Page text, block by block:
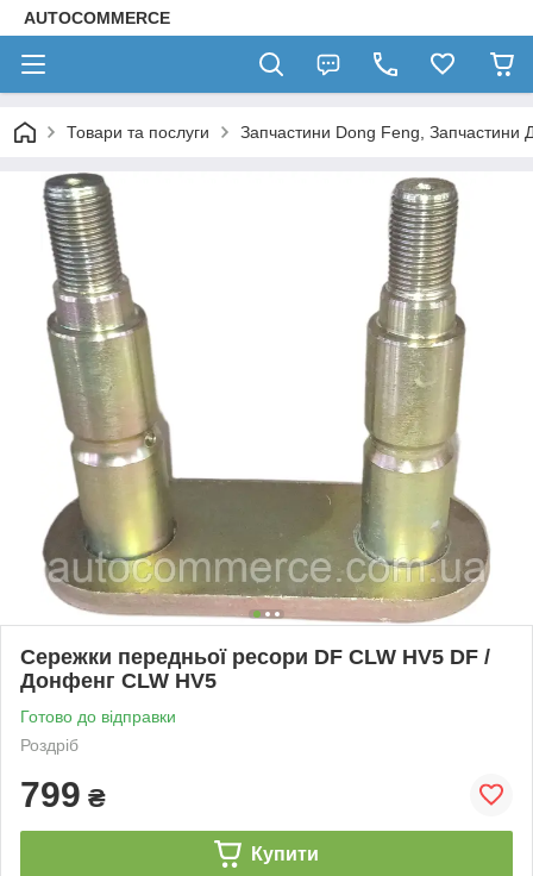
AUTOCOMMERCE
Товари та послуги Запчастини Dong Feng, Запчастини
Сережки передньої ресори DF CLW HV5 DF /
Донфенг CLW HV5
Готово до відправки
Роздріб
799 ₴
Купити